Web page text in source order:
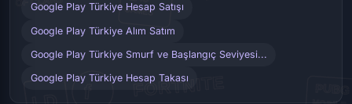
Google Play Türkiye Hesap Satışı
Google Play Türkiye Alım Satım
Google Play Türkiye Smurf ve Başlangıç Seviyesi...
Google Play Türkiye Hesap Takası